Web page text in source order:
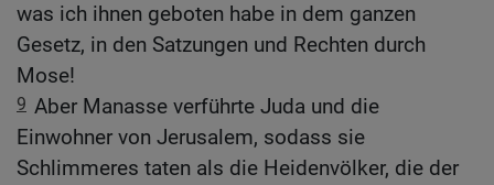
was ich ihnen geboten habe in dem ganzen
Gesetz, in den Satzungen und Rechten durch
Mose!
9 Aber Manasse verführte Juda und die
Einwohner von Jerusalem, sodass sie
Schlimmeres taten als die Heidenvölker, die der